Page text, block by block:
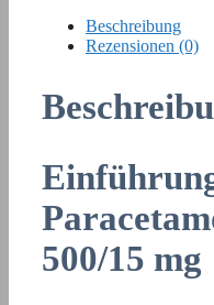
Beschreibung
Rezensionen (0)
500/15 mg